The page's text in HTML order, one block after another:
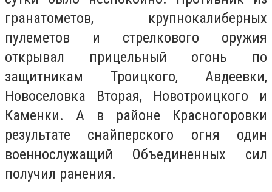
гранатометов, крупнокалиберных
пулеметов и стрелкового оружия
открывал прицельный огонь по
защитникам Троицкого, Авдеевки,
Новоселовка Вторая, Новотроицкого и
Каменки. А в районе Красногоровки
результате снайперского огня один
военнослужащий Объединенных сил
получил ранения.